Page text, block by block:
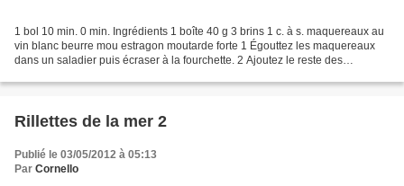
1 bol 10 min. 0 min. Ingrédients 1 boîte 40 g 3 brins 1 c. à s. maquereaux au
vin blanc beurre mou estragon moutarde forte 1 Égouttez les maquereaux
dans un saladier puis écraser à la fourchette. 2 Ajoutez le reste des
Rillettes de la mer 2
Publié le 03/05/2012 à 05:13
Par Cornello